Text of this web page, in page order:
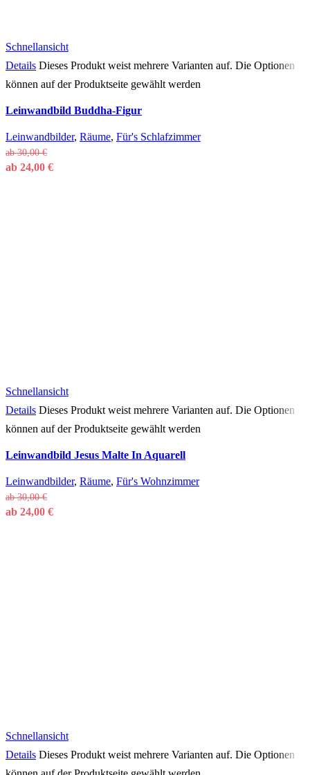
Schnellansicht
Details Dieses Produkt weist mehrere Varianten auf. Die Optionen
können auf der Produktseite gewählt werden
Leinwandbild Buddha-Figur
Leinwandbilder, Räume, Für's Schlafzimmer
ab30,00€
ab 24,00 €
Schnellansicht
Details Dieses Produkt weist mehrere Varianten auf. Die Optionen
können auf der Produktseite gewählt werden
Leinwandbild Jesus Malte In Aquarell
Leinwandbilder, Räume, Für's Wohnzimmer
ab30,00€
ab 24,00 €
Schnellansicht
Details Dieses Produkt weist mehrere Varianten auf. Die Optionen